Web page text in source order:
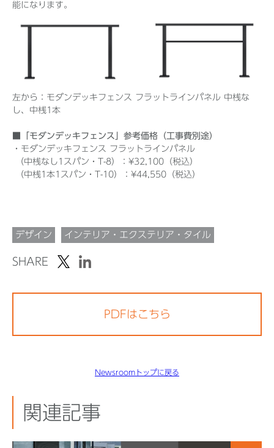
能になります。
左から：モダンデッキフェンス フラットラインパネル 中桟な
し、中桟1本
■「モダンデッキフェンス」参考価格（工事費別途）
・モダンデッキフェンス フラットラインパネル
（中桟なし1スパン・T-8）：¥32,100（税込）
（中桟1本1スパン・T-10）：¥44,550（税込）
デザイン インテリア・エクステリア・タイル
SHARE
PDFはこちら
Newsroomトップに戻る
関連記事